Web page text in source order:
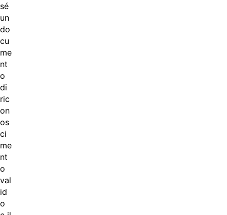
sé
un
do
cu
me
nt
o
di
ric
on
os
ci
me
nt
o
val
id
o